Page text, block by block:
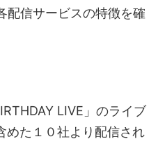
配信サービスの特徴を確
LIVE」のライブ
めた１０社より配信され